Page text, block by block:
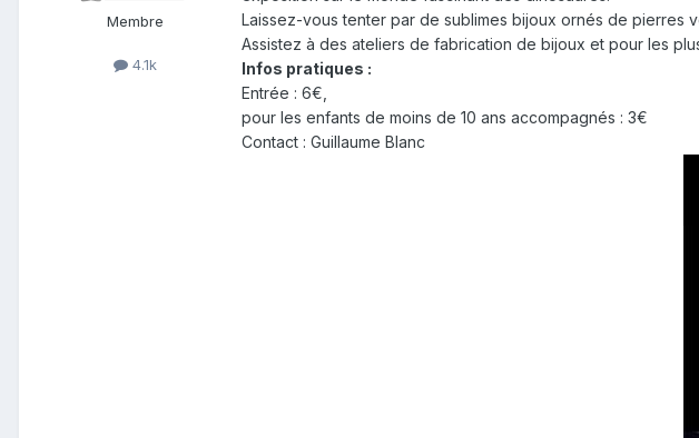
Membre
4.1k
Laissez-vous tenter par de sublimes bijoux ornés de pierres
Assistez à des ateliers de fabrication de bijoux et pour les
Infos pratiques :
Entrée : 6€,
pour les enfants de moins de 10 ans accompagnés : 3€
Contact : Guillaume Blanc